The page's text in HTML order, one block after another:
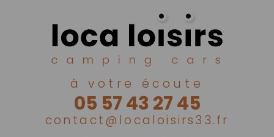
à votre écoute
05 57 43 27 45
contact@localoisirs33.fr